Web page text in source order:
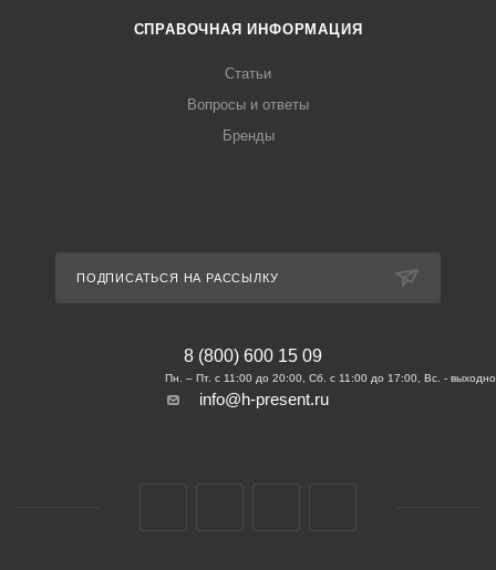
СПРАВОЧНАЯ ИНФОРМАЦИЯ
Статьи
Вопросы и ответы
Бренды
ПОДПИСАТЬСЯ НА РАССЫЛКУ
8 (800) 600 15 09
info@h-present.ru